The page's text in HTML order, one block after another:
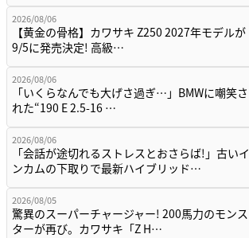
2026/08/06
【黄金の骨格】カワサキ Z250 2027年モデルが
9/5に発売決定! 高級…
2026/08/06
「いくらなんでも大げさ過ぎ…」BMWに嘲笑さ
れた“190 E 2.5-16 …
2026/08/06
「会話が途切れるストレスとおさらば!」古いイ
ンカムの下取りで最新ハイブリッド…
2026/08/05
驚異のスーパーチャージャー! 200馬力のモンス
ターが再び。カワサキ「Z H…